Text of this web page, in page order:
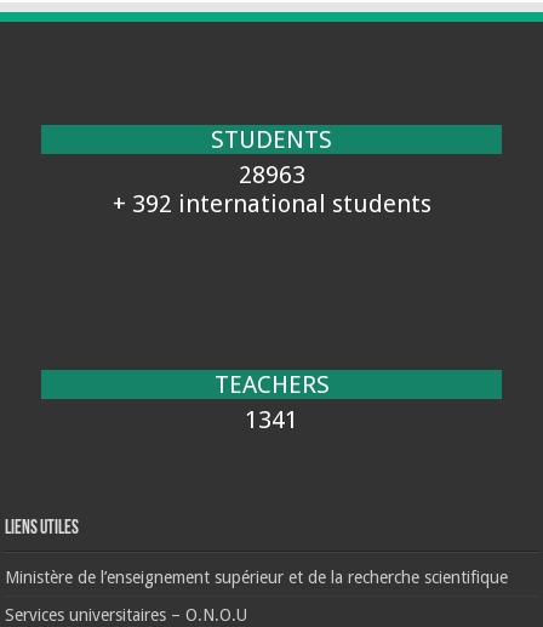
STUDENTS
28963
+ 392 international students
TEACHERS
1341
Liens Utiles
Ministère de l’enseignement supérieur et de la recherche scientifique
Services universitaires – O.N.O.U